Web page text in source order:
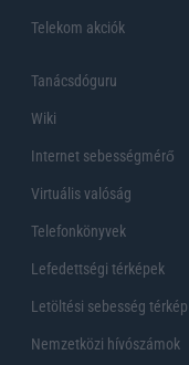
Telekom akciók
Tanácsdóguru
Wiki
Internet sebességmérő
Virtuális valóság
Telefonkönyvek
Lefedettségi térképek
Letöltési sebesség térkép
Nemzetközi hívószámok